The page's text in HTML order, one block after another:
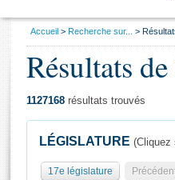
Général
Vous
Accueil Recherche sur...
Résultats
1127168 résultats trouvés
LÉGISLATURE (Cliquez
17e législature